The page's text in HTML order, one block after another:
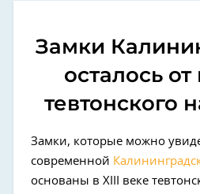
Замки
осталось
тевтонского
Замки, которые можно
современной
основаны в XIII веке